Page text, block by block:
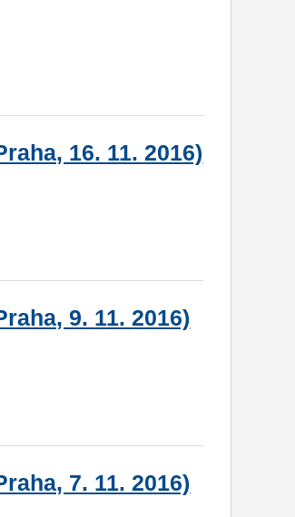
16. 11. 2016)
9. 11. 2016)
7. 11. 2016)